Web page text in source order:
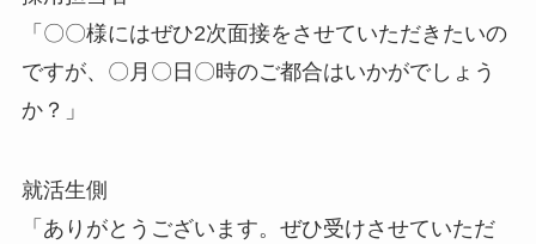
「〇〇様にはぜひ2次面接をさせていただきたいの
ですが、〇月〇日〇時のご都合はいかがでしょう
か？」
就活生側
「ありがとうございます。ぜひ受けさせていただ